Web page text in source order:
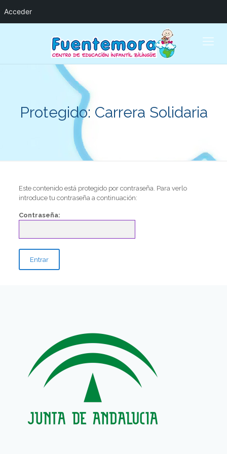
Protegido: Carrera Solidaria
Este contenido está protegido por contraseña. Para verlo
introduce tu contraseña a continuación:
Contraseña:
Acceder